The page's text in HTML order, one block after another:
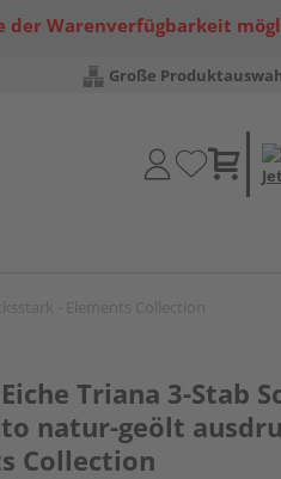
der Warenverfügbarkeit
Große
Triana 3-Stab
natur-geölt
Collection